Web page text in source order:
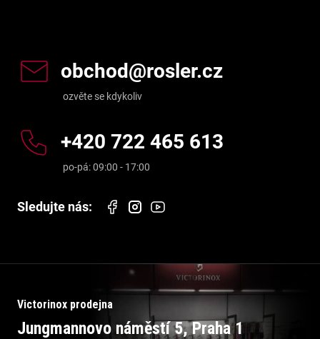
obchod@rosler.cz
+420 722 465 613
Victorinox prodejna
Jungmannovo náměstí 5, Praha 1